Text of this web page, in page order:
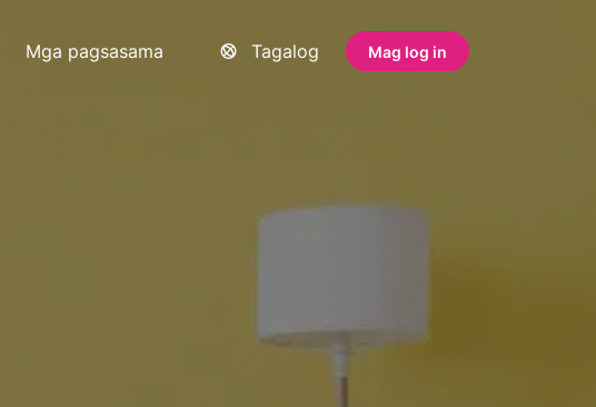
Mga pagsasama Tagalog Mag log in